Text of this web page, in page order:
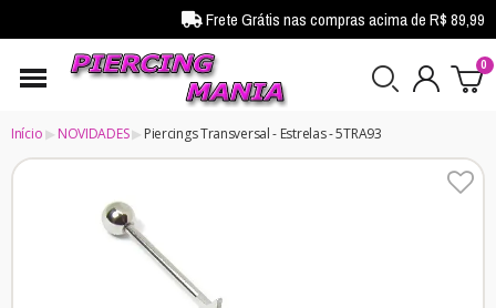
Frete Grátis nas compras acima de R$ 89,99
Início NOVIDADES Piercings Transversal - Estrelas - 5TRA93